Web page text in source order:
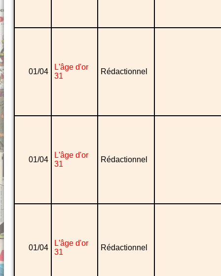
01/04
L'âge d'or
31
Rédactionnel
01/04
L'âge d'or
31
Rédactionnel
01/04
L'âge d'or
31
Rédactionnel